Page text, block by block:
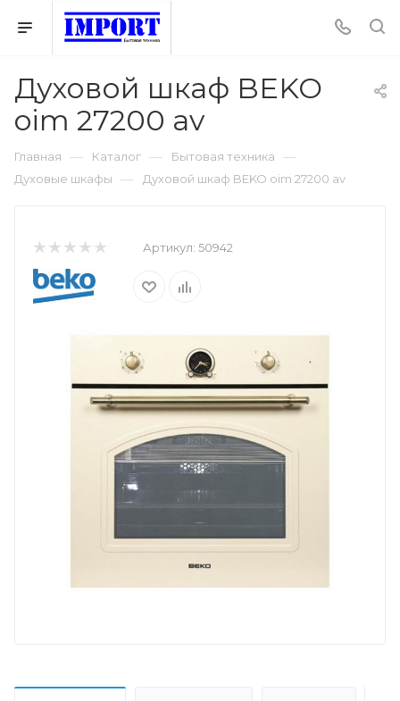
Духовой шкаф BEKO
oim 27200 av
Главная — Каталог — Бытовая техника —
Духовые шкафы — Духовой шкаф BEKO oim 27200 av
Артикул: 50942